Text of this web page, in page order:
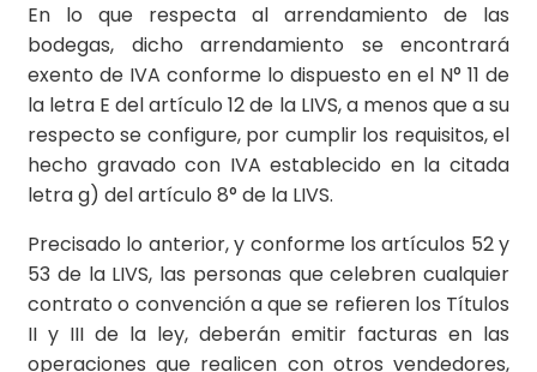
En lo que respecta al arrendamiento de las
bodegas, dicho arrendamiento se encontrará
exento de IVA conforme lo dispuesto en el N° 11 de
la letra E del artículo 12 de la LIVS, a menos que a su
respecto se configure, por cumplir los requisitos, el
hecho gravado con IVA establecido en la citada
letra g) del artículo 8° de la LIVS.
Precisado lo anterior, y conforme los artículos 52 y
53 de la LIVS, las personas que celebren cualquier
contrato o convención a que se refieren los Títulos
II y III de la ley, deberán emitir facturas en las
operaciones que realicen con otros vendedores,